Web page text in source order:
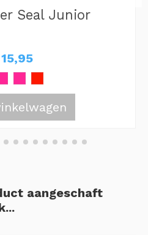
Seal Junior
aangeschaft